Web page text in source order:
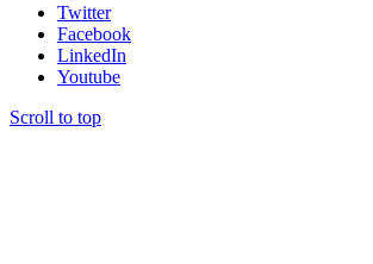
Twitter
Facebook
LinkedIn
Youtube
Scroll to top